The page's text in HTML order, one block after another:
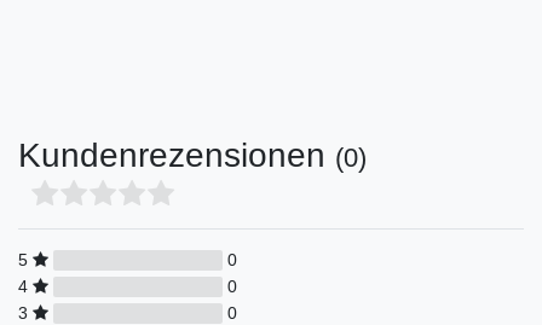
Kundenrezensionen (0)
5
0
4
0
3
0